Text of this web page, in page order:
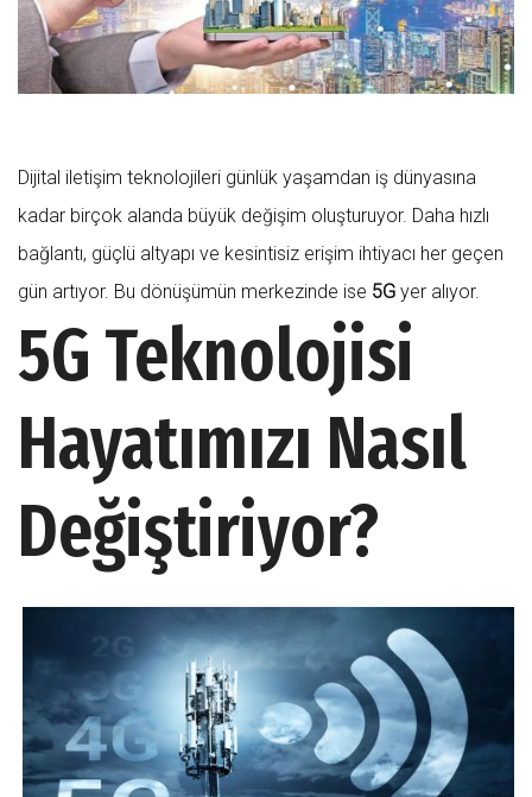
Dijital iletişim teknolojileri günlük yaşamdan iş dünyasına
kadar birçok alanda büyük değişim oluşturuyor. Daha hızlı
bağlantı, güçlü altyapı ve kesintisiz erişim ihtiyacı her geçen
gün artıyor. Bu dönüşümün merkezinde ise 5G yer alıyor.
5G Teknolojisi
Hayatımızı Nasıl
Değiştiriyor?